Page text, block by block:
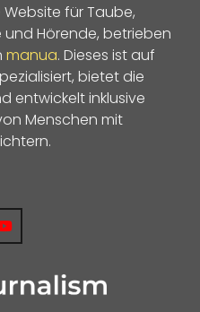
für Taube,
Hörende, betrieben
manua. Dieses ist auf
bietet die
entwickelt inklusive
Menschen mit